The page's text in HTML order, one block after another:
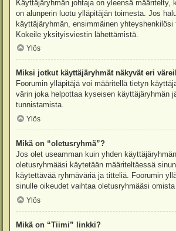
Käyttäjäryhmän johtaja on yleensä määritelty,
on alunperin luotu ylläpitäjän toimesta. Jos
käyttäjäryhmän, ensimmäinen yhteyshenkilösi
Kokeile yksityisviestin lähettämistä.
Ylös
Miksi jotkut käyttäjäryhmät näkyvät eri
Foorumin ylläpitäjä voi määritellä tietyn
värin joka helpottaa kyseisen käyttäjäryhmän
tunnistamista.
Ylös
Mikä on “oletusryhmä”?
Jos olet useamman kuin yhden
oletusryhmääsi käytetään määriteltäessä
käytettävää ryhmäväriä ja titteliä. Foorumin
sinulle oikeudet vaihtaa oletusryhmääsi
Ylös
Mikä on “Tiimi” linkki?